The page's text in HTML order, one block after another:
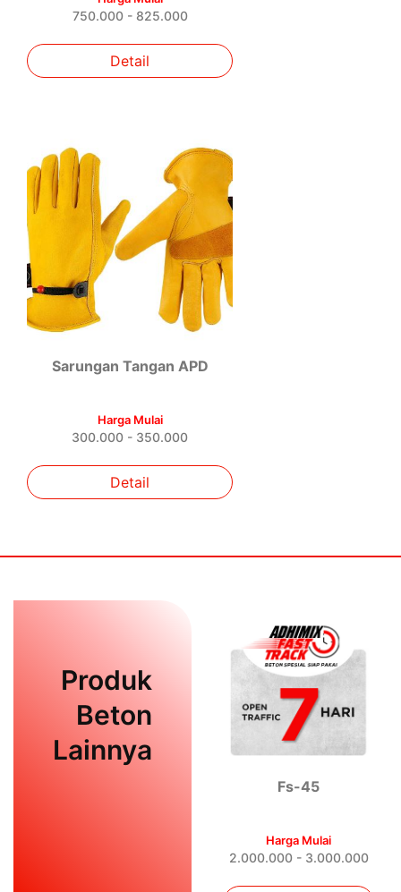
750.000 - 825.000
Detail
Sarungan Tangan APD
Harga Mulai
300.000 - 350.000
Detail
Produk
Beton
Lainnya
Fs-45
Harga Mulai
2.000.000 - 3.000.000